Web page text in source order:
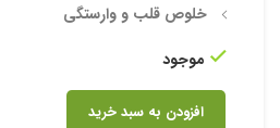
خلوص قلب و وارستگی
موجود
افزودن به سبد خرید